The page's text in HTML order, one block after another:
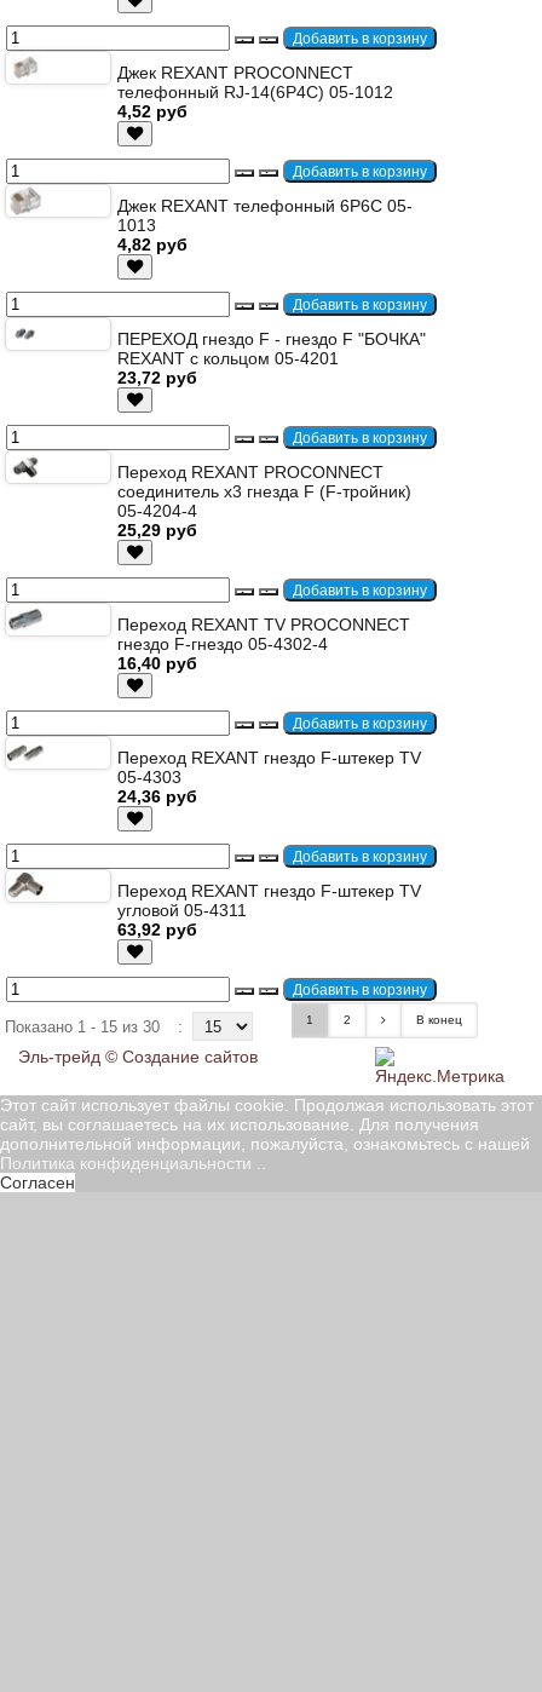
Джек REXANT PROCONNECT
телефонный RJ-14(6P4C) 05-1012
4,52 руб
Джек REXANT телефонный 6P6C 05-
1013
4,82 руб
ПЕРЕХОД гнездо F - гнездо F "БОЧКА"
REXANT с кольцом 05-4201
23,72 руб
Переход REXANT PROCONNECT
соединитель х3 гнезда F (F-тройник)
05-4204-4
25,29 руб
Переход REXANT TV PROCONNECT
гнездо F-гнездо 05-4302-4
16,40 руб
Переход REXANT гнездо F-штекер TV
05-4303
24,36 руб
Переход REXANT гнездо F-штекер TV
угловой 05-4311
63,92 руб
Показано 1 - 15 из 30 : 1 2 В конец
Эль-трейд © Создание сайтов
Этот сайт использует файлы cookie. Продолжая использовать этот
сайт, вы соглашаетесь на их использование. Для получения
дополнительной информации, пожалуйста, ознакомьтесь с нашей
Политика конфиденциальности
Согласен